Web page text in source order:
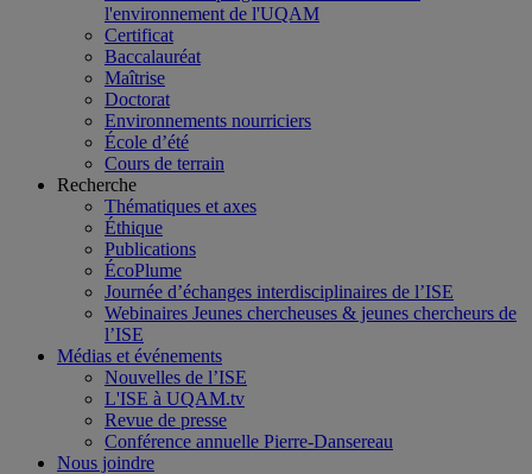
l'environnement de l'UQAM
Certificat
Baccalauréat
Maîtrise
Doctorat
Environnements nourriciers
École d’été
Cours de terrain
Recherche
Thématiques et axes
Éthique
Publications
ÉcoPlume
Journée d’échanges interdisciplinaires de l’ISE
Webinaires Jeunes chercheuses & jeunes chercheurs de
l’ISE
Médias et événements
Nouvelles de l’ISE
L'ISE à UQAM.tv
Revue de presse
Conférence annuelle Pierre-Dansereau
Nous joindre